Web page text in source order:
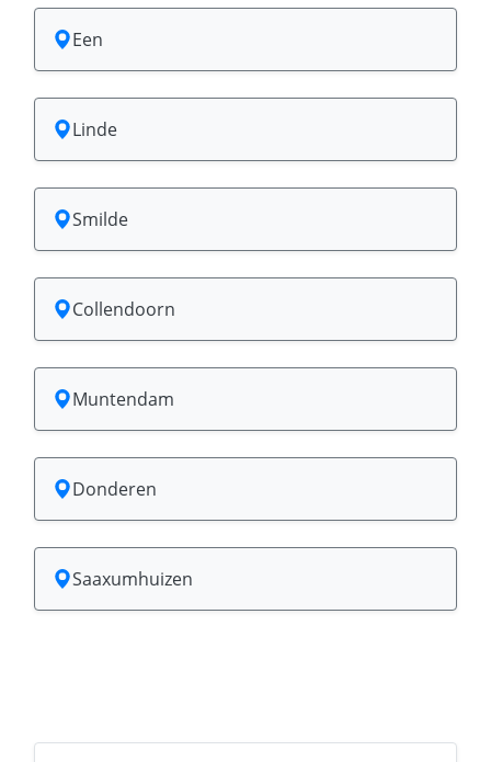
Een
Linde
Smilde
Collendoorn
Muntendam
Donderen
Saaxumhuizen